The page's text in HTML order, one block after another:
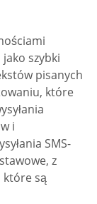
szybki
pisanych
które
i
SMS-
z
które są